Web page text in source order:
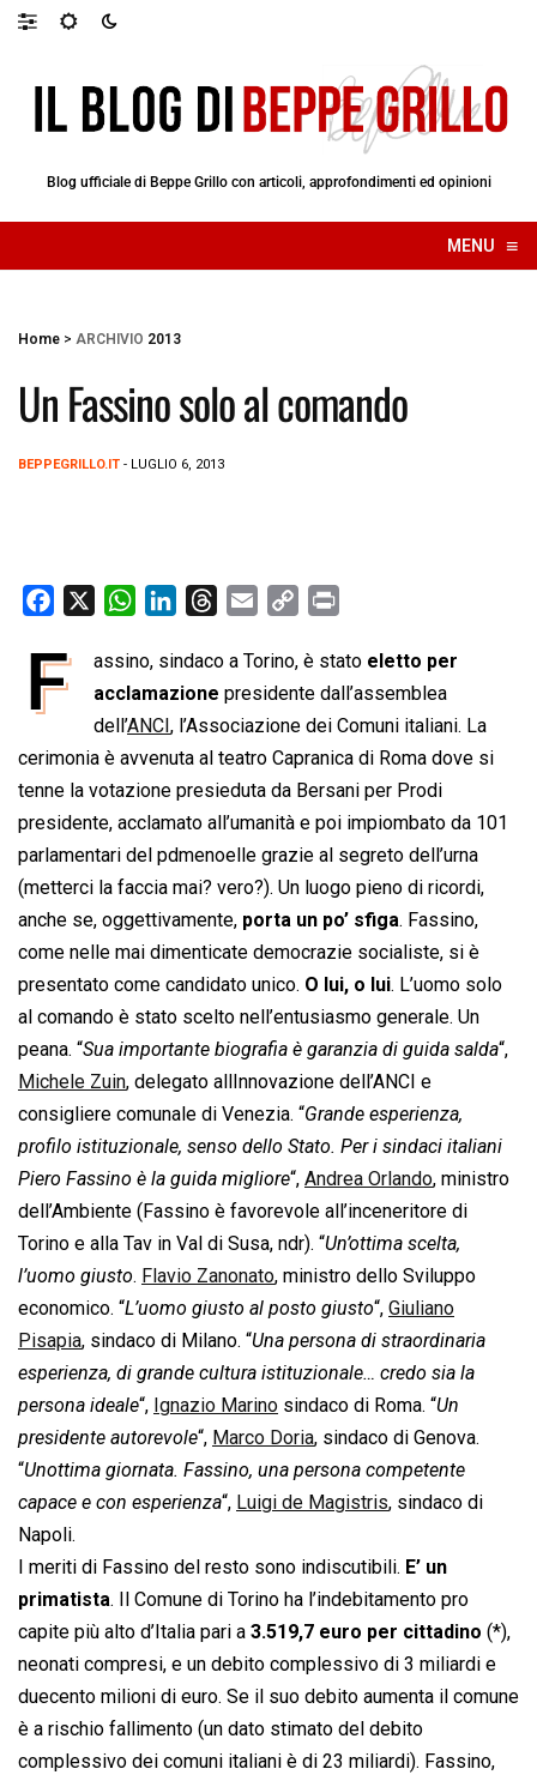
Blog ufficiale di Beppe Grillo con articoli, approfondimenti ed opinioni
MENU ≡
☰
Home > ARCHIVIO 2013
Un Fassino solo al comando
BEPPEGRILLO.IT - LUGLIO 6, 2013
c
e
o
o
k
W
a
t
s
A
p
p
n
k
e
d
I
n
r
e
a
d
s
a
i
l
p
y
L
i
n
k
i
n
t
F assino, sindaco a Torino, è stato eletto per
acclamazione presidente dall’assemblea
dell’ANCI , l’Associazione dei Comuni italiani. La
cerimonia è avvenuta al teatro Capranica di Roma dove si
tenne la votazione presieduta da Bersani per Prodi
presidente, acclamato all’umanità e poi impiombato da 101
parlamentari del pdmenoelle grazie al segreto dell’urna
(metterci la faccia mai? vero?). Un luogo pieno di ricordi,
anche se, oggettivamente, porta un po’ sfiga. Fassino,
come nelle mai dimenticate democrazie socialiste, si è
presentato come candidato unico. O lui, o lui. L’uomo solo
al comando è stato scelto nell’entusiasmo generale. Un
peana. “Sua importante biografia è garanzia di guida salda“,
Michele Zuin, delegato allInnovazione dell’ANCI e
consigliere comunale di Venezia. “Grande esperienza,
profilo istituzionale, senso dello Stato. Per i sindaci italiani
Piero Fassino è la guida migliore“, Andrea Orlando, ministro
dell’Ambiente (Fassino è favorevole all’inceneritore di
Torino e alla Tav in Val di Susa, ndr). “Un’ottima scelta,
l’uomo giusto. Flavio Zanonato, ministro dello Sviluppo
economico. “L’uomo giusto al posto giusto“, Giuliano
Pisapia, sindaco di Milano. “Una persona di straordinaria
esperienza, di grande cultura istituzionale… credo sia la
persona ideale“, Ignazio Marino sindaco di Roma. “Un
presidente autorevole“, Marco Doria, sindaco di Genova.
“Unottima giornata. Fassino, una persona competente
capace e con esperienza“, Luigi de Magistris, sindaco di
Napoli.
I meriti di Fassino del resto sono indiscutibili. E’ un
primatista. Il Comune di Torino ha l’indebitamento pro
capite più alto d’Italia pari a 3.519,7 euro per cittadino (*),
neonati compresi, e un debito complessivo di 3 miliardi e
duecento milioni di euro. Se il suo debito aumenta il comune
è a rischio fallimento (un dato stimato del debito
complessivo dei comuni italiani è di 23 miliardi). Fassino,